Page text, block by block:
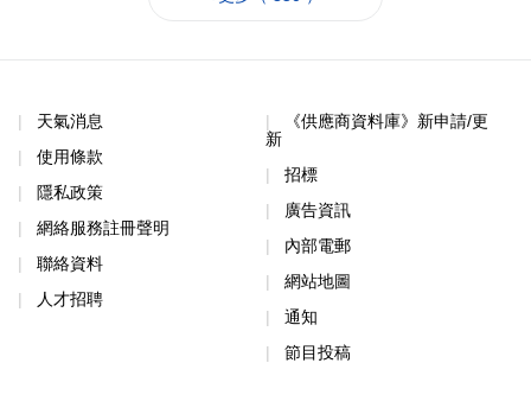
天氣消息
使用條款
隱私政策
網絡服務註冊聲明
聯絡資料
人才招聘
《供應商資料庫》新申請/更
新
招標
廣告資訊
內部電郵
網站地圖
通知
節目投稿